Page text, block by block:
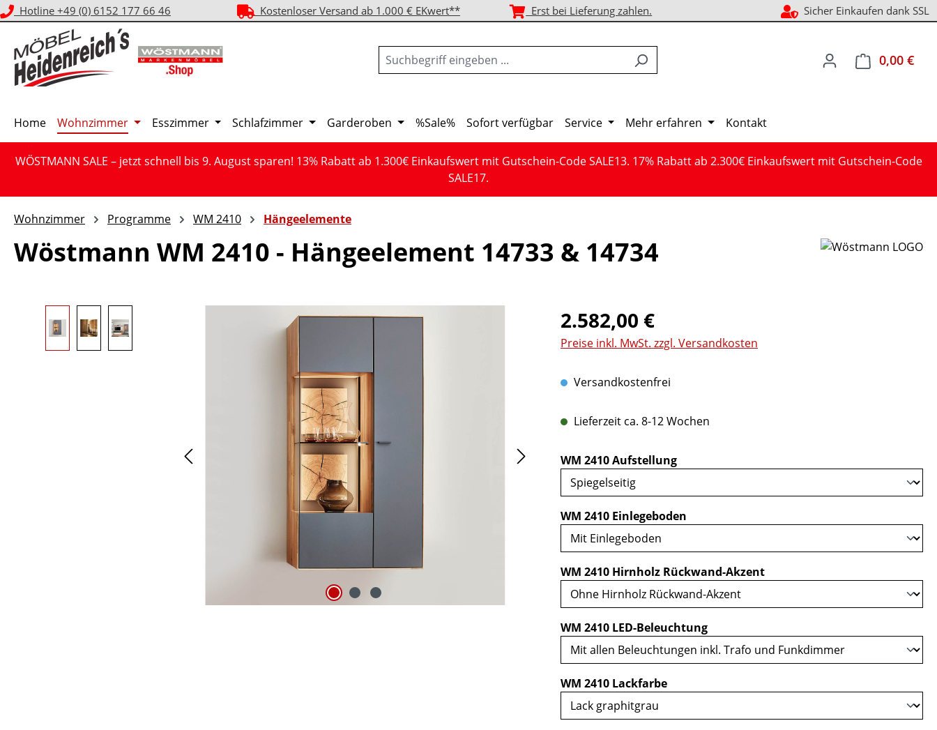
Hauptinhalt springen
Zur Suche springen
Zur Hauptnavigation springen
Hotline +49 (0) 6152 177 66 46 Kostenloser Versand ab 1.000 € EKwert** Erst bei Lieferung zahlen. Sicher Einkaufen dank SSL
0,00 €
Home Wohnzimmer Esszimmer Schlafzimmer Garderoben %Sale% Sofort verfügbar Service Mehr erfahren Kontakt
WÖSTMANN SALE – jetzt schnell bis 9. August sparen! 13% Rabatt ab 1.300€ Einkaufswert mit Gutschein-Code SALE13. 17% Rabatt ab 2.300€ Einkaufswert mit Gutschein-Code
SALE17.
Wohnzimmer Programme WM 2410 Hängeelemente
Wöstmann WM 2410 - Hängeelement 14733 & 14734
Regulärer Preis:
2.582,00 €
Preise inkl. MwSt. zzgl. Versandkosten
Versandkostenfrei
Lieferzeit ca. 8-12 Wochen
WM 2410 Aufstellungauswählen
WM 2410 Einlegeboden
WM 2410 Hirnholz Rückwand-Akzentauswählen
WM 2410 LED-Beleuchtungauswählen
WM 2410 Lackfarbeauswählen